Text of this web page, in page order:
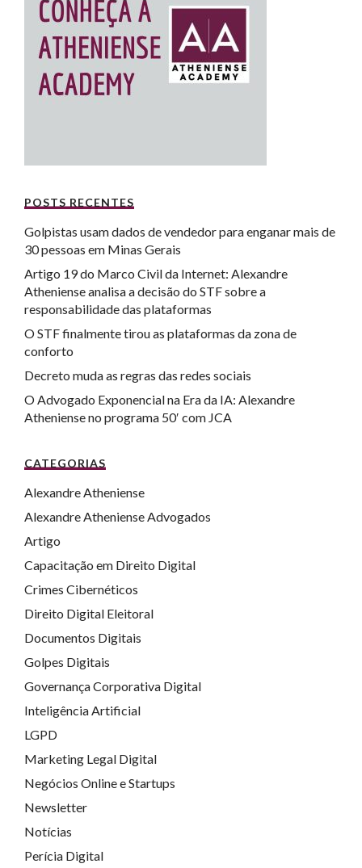
POSTS RECENTES
Golpistas usam dados de vendedor para enganar mais de
30 pessoas em Minas Gerais
Artigo 19 do Marco Civil da Internet: Alexandre
Atheniense analisa a decisão do STF sobre a
responsabilidade das plataformas
O STF finalmente tirou as plataformas da zona de
conforto
Decreto muda as regras das redes sociais
O Advogado Exponencial na Era da IA: Alexandre
Atheniense no programa 50′ com JCA
CATEGORIAS
Alexandre Atheniense
Alexandre Atheniense Advogados
Artigo
Capacitação em Direito Digital
Crimes Cibernéticos
Direito Digital Eleitoral
Documentos Digitais
Golpes Digitais
Governança Corporativa Digital
Inteligência Artificial
LGPD
Marketing Legal Digital
Negócios Online e Startups
Newsletter
Notícias
Perícia Digital